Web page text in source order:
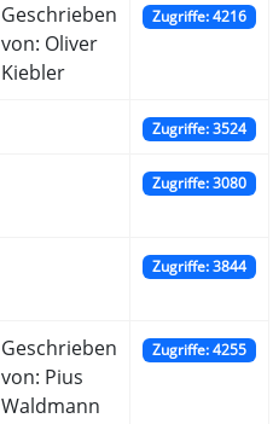
Geschrieben
von: Oliver
Kiebler
Zugriffe: 4216
Zugriffe: 3524
Zugriffe: 3080
Zugriffe: 3844
Geschrieben
von: Pius
Waldmann
Zugriffe: 4255